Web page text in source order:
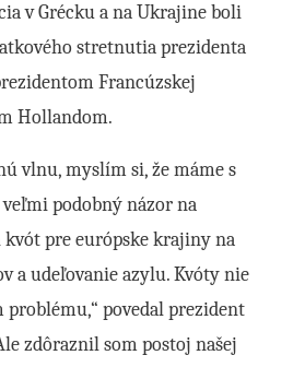
v Grécku a na Ukrajine boli
stretnutia prezidenta
Francúzskej
Hollandom.
vlnu, myslím si, že máme s
podobný názor na
kvót pre európske krajiny na
a udeľovanie azylu. Kvóty nie
povedal prezident
zdôraznil som postoj našej